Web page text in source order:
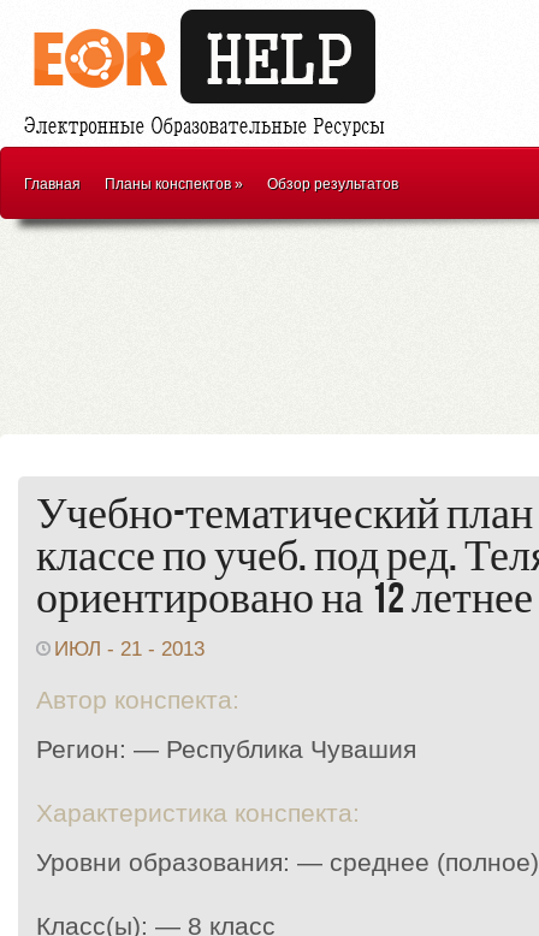
Главная Планы конспектов» Обзор результатов
Учебно-тематический план
классе по учеб. под ред.
ориентировано на 12
ИЮЛ - 21 - 2013
Автор конспекта:
Регион: — Республика Чувашия
Характеристика конспекта:
Уровни образования: — среднее
Класс(ы): — 8 класс